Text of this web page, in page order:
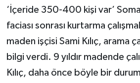
‘İçeride 350-400 kişi var’
faciası sonrası kurtarma
maden işçisi Sami Kılıç, arama
bilgi verdi. 9 yıldır madende
Kılıç, daha önce böyle bir